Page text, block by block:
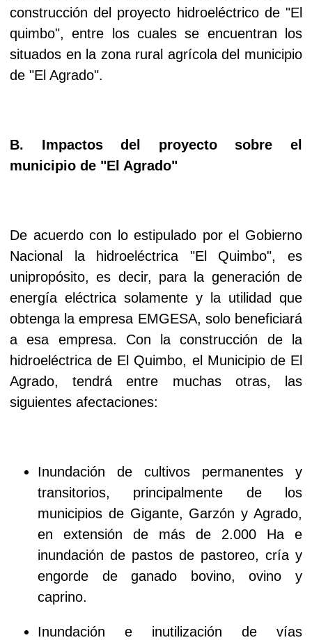
construcción del proyecto hidroeléctrico de "El
quimbo", entre los cuales se encuentran los
situados en la zona rural agrícola del municipio
de "El Agrado".
B. Impactos del proyecto sobre el
municipio de "El Agrado"
De acuerdo con lo estipulado por el Gobierno
Nacional la hidroeléctrica "El Quimbo", es
unipropósito, es decir, para la generación de
energía eléctrica solamente y la utilidad que
obtenga la empresa EMGESA, solo beneficiará
a esa empresa. Con la construcción de la
hidroeléctrica de El Quimbo, el Municipio de El
Agrado, tendrá entre muchas otras, las
siguientes afectaciones:
Inundación de cultivos permanentes y
transitorios, principalmente de los
municipios de Gigante, Garzón y Agrado,
en extensión de más de 2.000 Ha e
inundación de pastos de pastoreo, cría y
engorde de ganado bovino, ovino y
caprino.
Inundación e inutilización de vías